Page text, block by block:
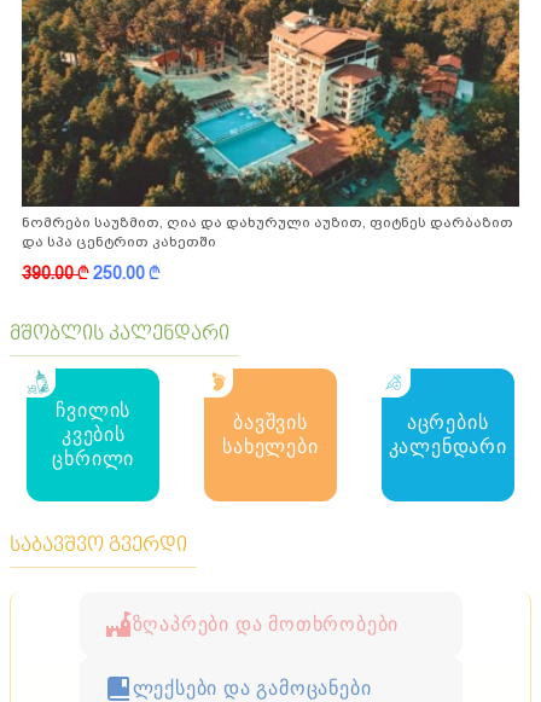
ნომრები საუზმით, ღია და დახურული აუზით, ფიტნეს დარბაზით
და სპა ცენტრით კახეთში
390.00k250.00k
მშობლის კალენდარი
ჩვილის
კვების
ცხრილი
ბავშვის
სახელები
აცრების
კალენდარი
საბავშვო გვერდი
ზღაპრები და მოთხრობები
ლექსები და გამოცანები